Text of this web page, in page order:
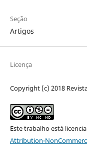
Seção
Artigos
Licença
Copyright (c) 2018
Este trabalho está
Attribution-